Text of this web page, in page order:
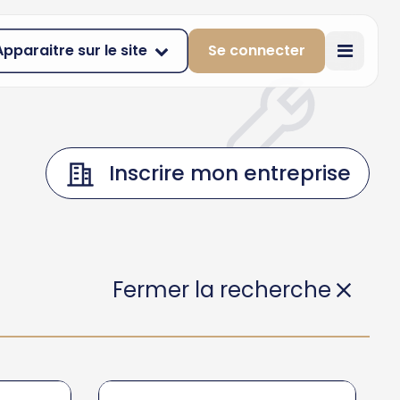
sur le site Se connecter
Inscrire mon entreprise
Fermer la recherche